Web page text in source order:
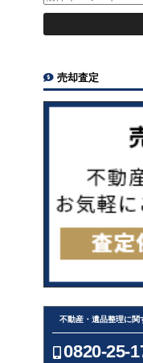
売却査定
不動産・遺品整理に関
0820-25-